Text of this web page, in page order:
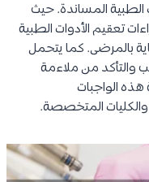
المساندة. حيث
تعقيم الأدوات الطبية
بالمرضى. كما يتحمل
والتأكد من ملاءمة
هذه الواجبات
والكليات المتخصصة.